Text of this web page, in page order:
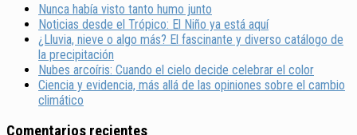
Nunca había visto tanto humo junto
Noticias desde el Trópico: El Niño ya está aquí
¿Lluvia, nieve o algo más? El fascinante y diverso catálogo de
la precipitación
Nubes arcoíris: Cuando el cielo decide celebrar el color
Ciencia y evidencia, más allá de las opiniones sobre el cambio
climático
Comentarios recientes